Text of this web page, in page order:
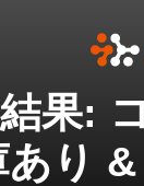
果:
あり